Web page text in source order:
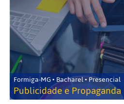
Formiga-MG • Bacharel • Presencial
Publicidade e Propaganda